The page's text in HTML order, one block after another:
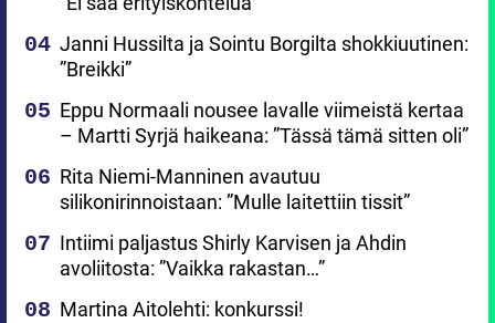
Janni Hussilta ja Sointu Borgilta shokkiuutinen:
”Breikki”
Eppu Normaali nousee lavalle viimeistä kertaa
– Martti Syrjä haikeana: ”Tässä tämä sitten oli”
Rita Niemi-Manninen avautuu
silikonirinnoistaan: ”Mulle laitettiin tissit”
Intiimi paljastus Shirly Karvisen ja Ahdin
avoliitosta: ”Vaikka rakastan…”
Martina Aitolehti: konkurssi!